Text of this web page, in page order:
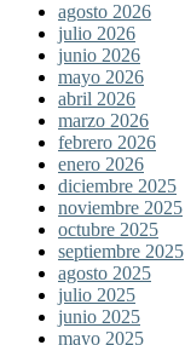
agosto 2026
julio 2026
junio 2026
mayo 2026
abril 2026
marzo 2026
febrero 2026
enero 2026
diciembre 2025
noviembre 2025
octubre 2025
septiembre 2025
agosto 2025
julio 2025
junio 2025
mayo 2025